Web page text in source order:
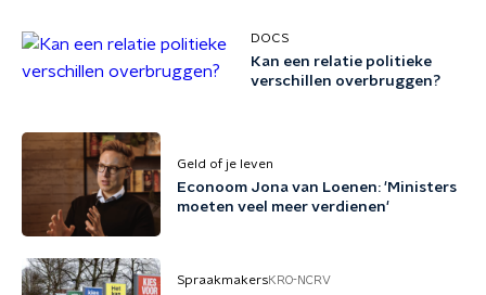
DOCS
Kan een relatie politieke
verschillen overbruggen?
Geld of je leven
Econoom Jona van Loenen: 'Ministers
moeten veel meer verdienen'
SpraakmakersKRO-NCRV